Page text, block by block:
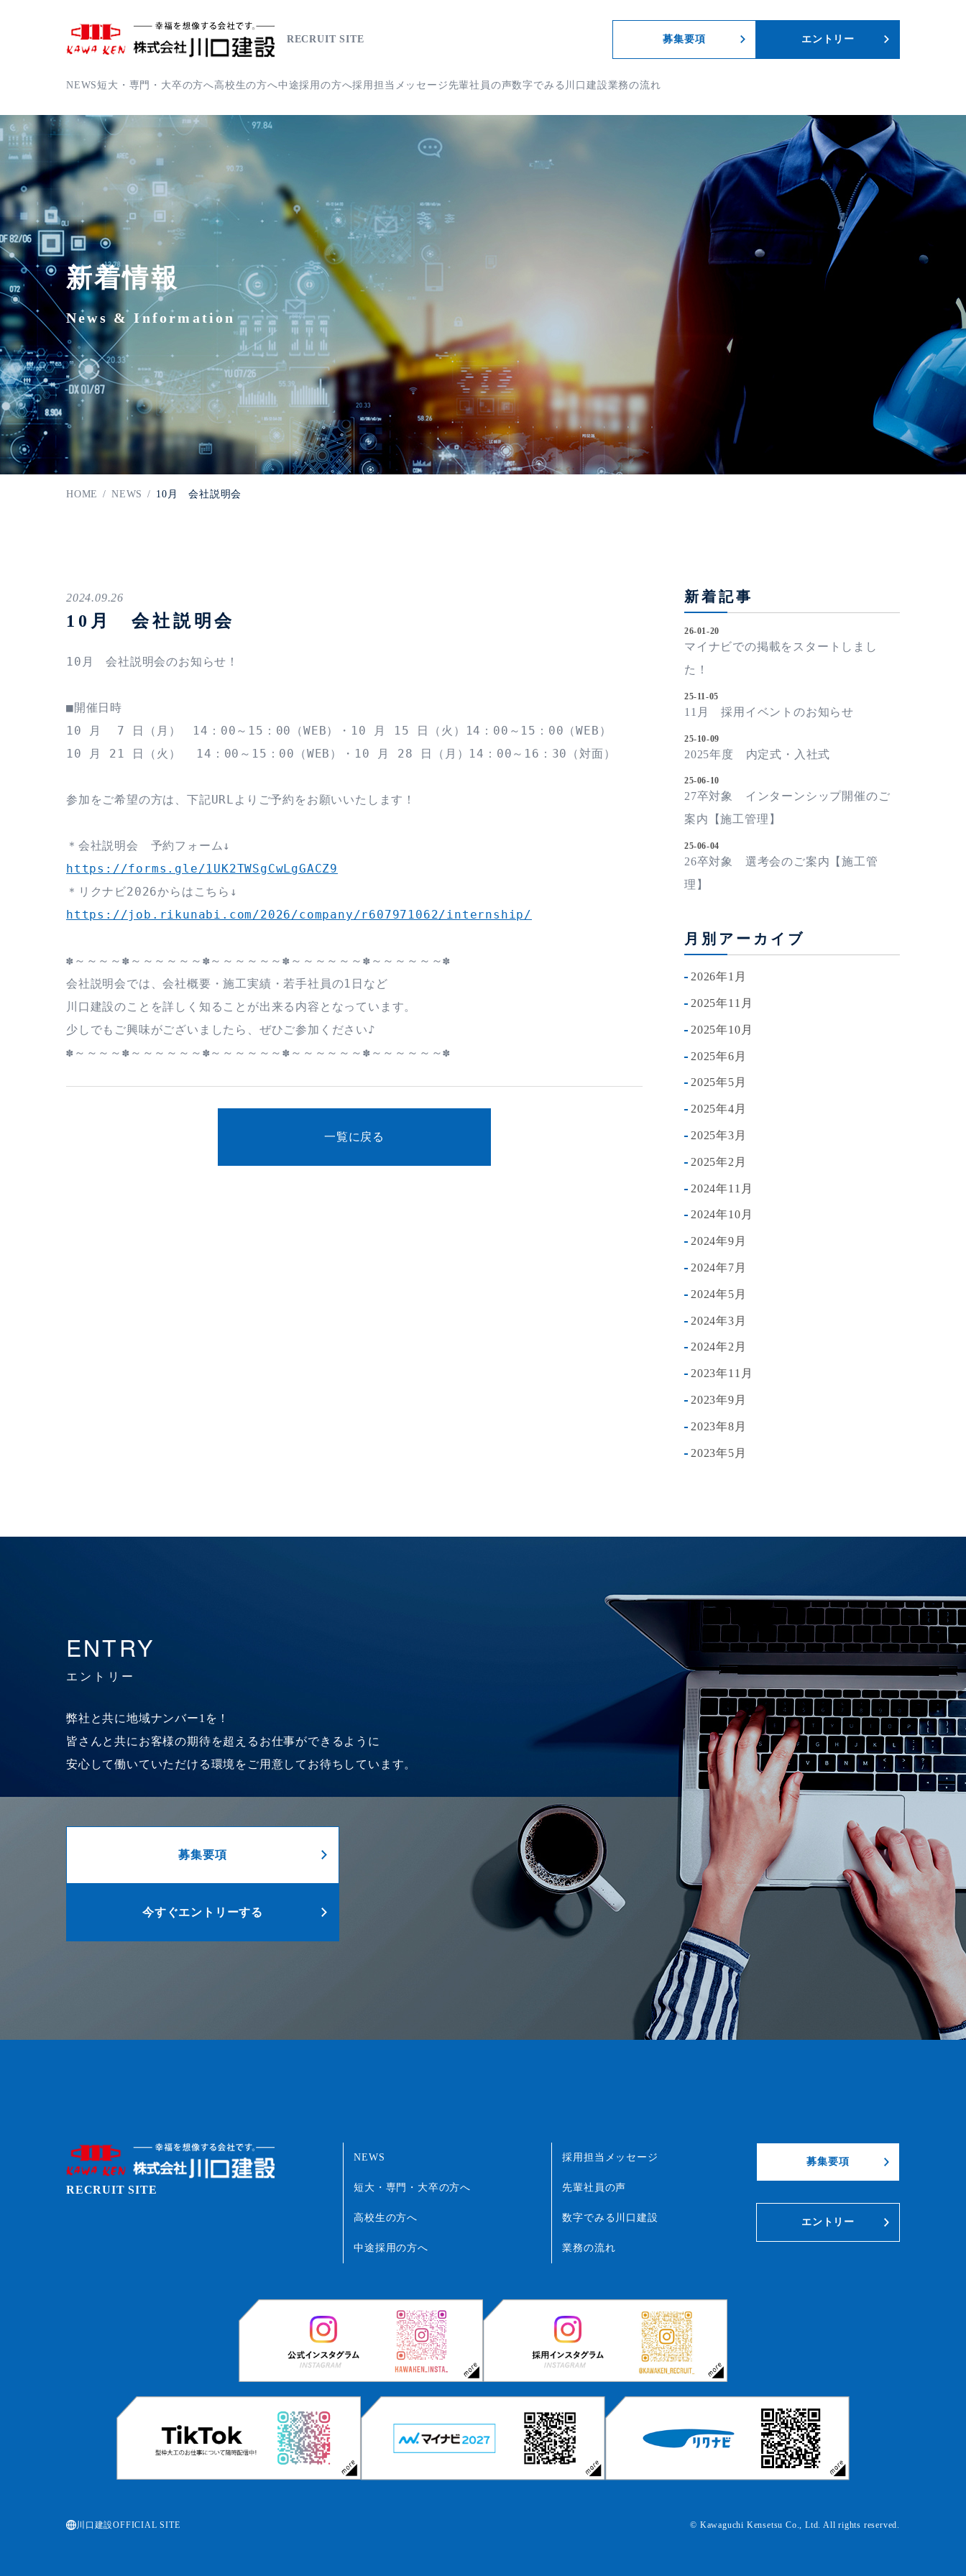
RECRUIT SITE 募集要項 エントリー
NEWS 短大・専門・大卒の方へ高校生の方へ中途採用の方へ採用担当メッセージ 先輩社員の声数字でみる川口建設業務の流れ
新着情報
News & Information
HOME / NEWS / 10月 会社説明会
2024.09.26
10月 会社説明会
10月　会社説明会のお知らせ！
■開催日時
10 月  7 日（月）　14：00～15：00（WEB）・10 月 15 日（火）14：00～15：00（WEB）
10 月 21 日（火）  14：00～15：00（WEB）・10 月 28 日（月）14：00～16：30（対面）
参加をご希望の方は、下記URLよりご予約をお願いいたします！
https://forms.gle/1UK2TWSgCwLgGACZ9
https://job.rikunabi.com/2026/company/r607971062/internship/
✽～～～～✽～～～～～～✽～～～～～～✽～～～～～～✽～～～～～～✽
会社説明会では、会社概要・施工実績・若手社員の1日など
川口建設のことを詳しく知ることが出来る内容となっています。
少しでもご興味がございましたら、ぜひご参加ください♪
✽～～～～✽～～～～～～✽～～～～～～✽～～～～～～✽～～～～～～✽
一覧に戻る
新着記事
26-01-20
マイナビでの掲載をスタートしまし
た！
25-11-05
11月 採用イベントのお知らせ
25-10-09
2025年度 内定式・入社式
25-06-10
27卒対象 インターンシップ開催のご
案内【施工管理】
25-06-04
26卒対象 選考会のご案内【施工管
理】
月別アーカイブ
2026年1月
2025年11月
2025年10月
2025年6月
2025年5月
2025年4月
2025年3月
2025年2月
2024年11月
2024年10月
2024年9月
2024年7月
2024年5月
2024年3月
2024年2月
2023年11月
2023年9月
2023年8月
2023年5月
ENTRY
エントリー
弊社と共に地域ナンバー1を！
皆さんと共にお客様の期待を超えるお仕事ができるように
安心して働いていただける環境をご用意してお待ちしています。
募集要項
今すぐエントリーする
RECRUIT SITE
NEWS
短大・専門・大卒の方へ
高校生の方へ
中途採用の方へ
採用担当メッセージ
先輩社員の声
数字でみる川口建設
業務の流れ
募集要項
エントリー
川口建設OFFICIAL SITE © Kawaguchi Kensetsu Co., Ltd. All rights reserved.